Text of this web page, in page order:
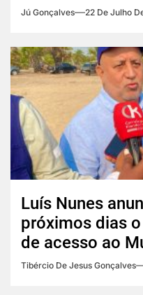
Jú Gonçalves 22 De Julho
Luís Nunes
próximos dias
de acesso ao
Tibércio De Jesus Gonçalves